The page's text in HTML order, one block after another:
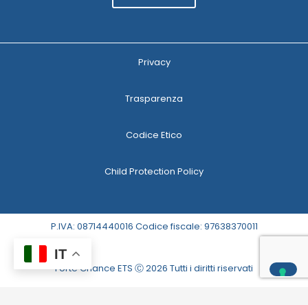
Privacy
Trasparenza
Codice Etico
Child Protection Policy
P.IVA: 08714440016 Codice fiscale: 97638370011
Forte Chance ETS Ⓒ 2026 Tutti i diritti riservati
IT